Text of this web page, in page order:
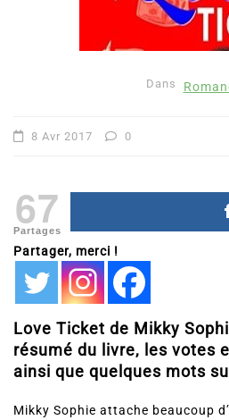
Dans
8 Avr 2017 0
67
Partages
Partager, merci !
Love Ticket de Mikky
résumé du livre, les votes
ainsi que quelques mots
Mikky Sophie attache beaucoup